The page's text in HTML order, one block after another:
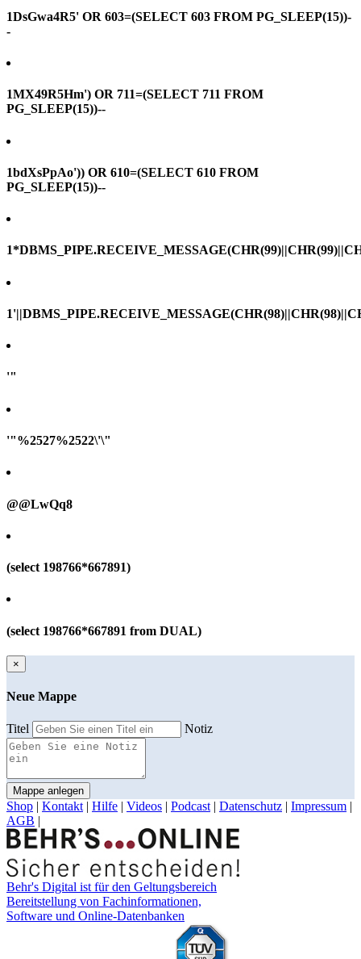
1DsGwa4R5' OR 603=(SELECT 603 FROM PG_SLEEP(15))-
-
1MX49R5Hm') OR 711=(SELECT 711 FROM
PG_SLEEP(15))--
1bdXsPpAo')) OR 610=(SELECT 610 FROM
PG_SLEEP(15))--
'"
'"%2527%2522\'\"
@@LwQq8
(select 198766*667891)
(select 198766*667891 from DUAL)
×
Neue Mappe
Titel Notiz
Mappe anlegen
Shop | Kontakt | Hilfe | Videos | Podcast | Datenschutz | Impressum |
AGB |
Behr's Digital ist für den Geltungsbereich
Bereitstellung von Fachinformationen,
Software und Online-Datenbanken